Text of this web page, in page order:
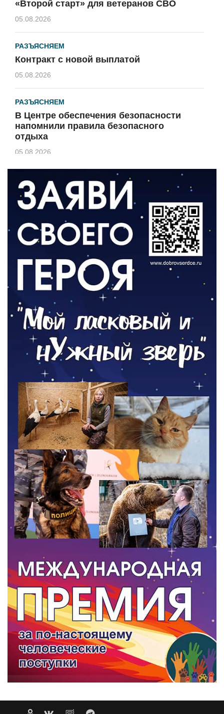
«Второй старт» для ветеранов СВО
05.08.2026
РАЗЪЯСНЯЕМ
Контракт с новой выплатой
05.08.2026
РАЗЪЯСНЯЕМ
В Центре обеспечения безопасности
напомнили правила безопасного
отдыха
05.08.2026
КУЛЬТУРА
Афиша Зеленоградска
04.08.2026
РАЗЪЯСНЯЕМ
Борьба с борщевиком продолжается
04.08.2026